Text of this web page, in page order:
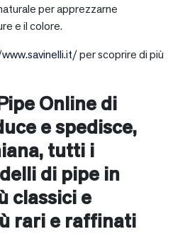
per apprezzarne
e il colore.
per scoprire di più
Online di
e spedisce,
, tutti i
di pipe in
classici e
rari e raffinati